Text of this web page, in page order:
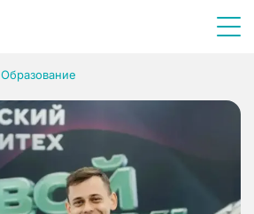
Образование